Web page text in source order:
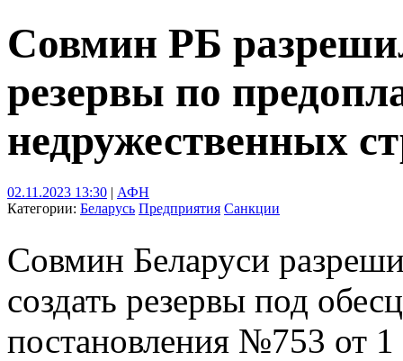
Совмин РБ
резервы по
недружественных
02.11.2023 13:30 | АФН
Категории: Беларусь Предприятия Санкции
Совмин Беларуси
создать резервы под
постановления №753 от 1